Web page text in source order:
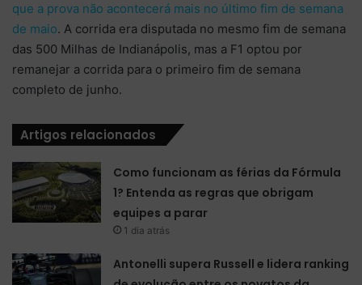
que a prova não acontecerá mais no último fim de semana
de maio. A corrida era disputada no mesmo fim de semana
das 500 Milhas de Indianápolis, mas a F1 optou por
remanejar a corrida para o primeiro fim de semana
completo de junho.
Artigos relacionados
Como funcionam as férias da Fórmula
1? Entenda as regras que obrigam
equipes a parar
1 dia atrás
Antonelli supera Russell e lidera ranking